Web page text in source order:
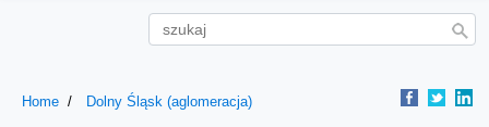
Home Dolny Śląsk (aglomeracja)